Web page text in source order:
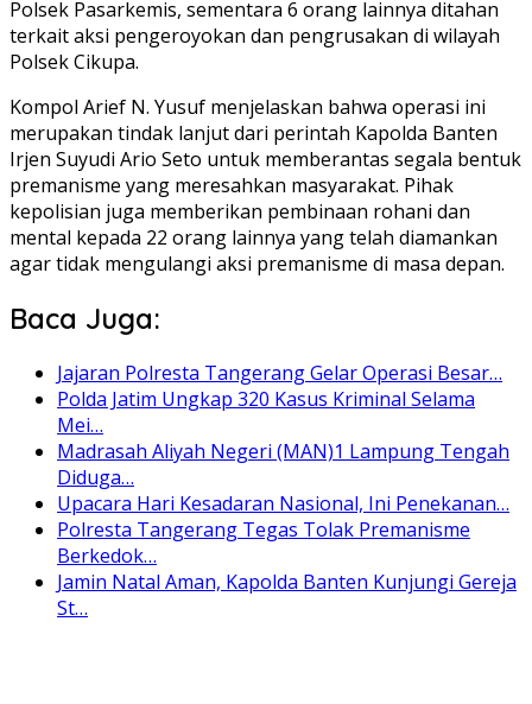
Polsek Pasarkemis, sementara 6 orang lainnya ditahan
terkait aksi pengeroyokan dan pengrusakan di wilayah
Polsek Cikupa.
Kompol Arief N. Yusuf menjelaskan bahwa operasi ini
merupakan tindak lanjut dari perintah Kapolda Banten
Irjen Suyudi Ario Seto untuk memberantas segala bentuk
premanisme yang meresahkan masyarakat. Pihak
kepolisian juga memberikan pembinaan rohani dan
mental kepada 22 orang lainnya yang telah diamankan
agar tidak mengulangi aksi premanisme di masa depan.
Baca Juga:
Jajaran Polresta Tangerang Gelar Operasi Besar…
Polda Jatim Ungkap 320 Kasus Kriminal Selama
Mei…
Madrasah Aliyah Negeri (MAN)1 Lampung Tengah
Diduga…
Upacara Hari Kesadaran Nasional, Ini Penekanan…
Polresta Tangerang Tegas Tolak Premanisme
Berkedok…
Jamin Natal Aman, Kapolda Banten Kunjungi Gereja
St…